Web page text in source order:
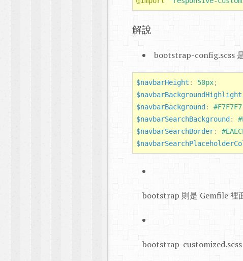
解說
bootstrap-config.scss
$navbarHeight : 50px;
$navbarBackgroundHighlight
$navbarBackground : #F7F7F7
$navbarSearchBackground :
$navbarSearchBorder:
bootstrap 則是 Gemfile 裡
bootstrap-customized.scss